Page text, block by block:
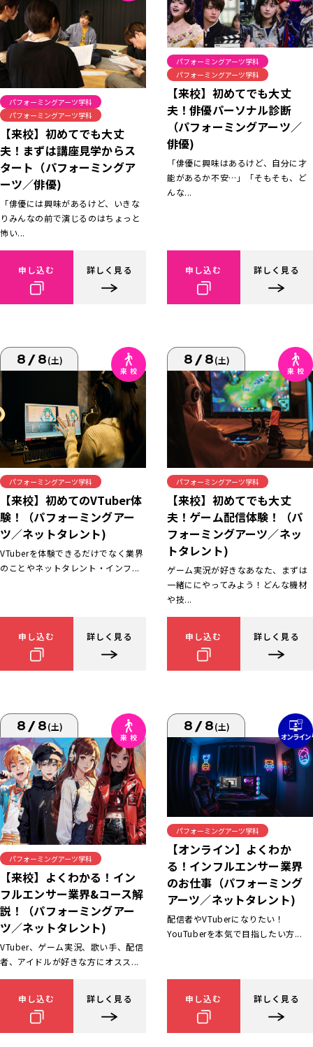
パフォーミングアーツ学科
パフォーミングアーツ学科
【来校】初めてでも大丈
夫！まずは講座見学からス
タート（パフォーミングア
ーツ／俳優)
「俳優には興味があるけど、いきな
りみんなの前で演じるのはちょっと
怖い...
申し込む 詳しく見る
パフォーミングアーツ学科
パフォーミングアーツ学科
【来校】初めてでも大丈
夫！俳優パーソナル診断
（パフォーミングアーツ／
俳優)
「俳優に興味はあるけど、自分に才
能があるか不安…」「そもそも、ど
んな...
申し込む 詳しく見る
8/8(土)
パフォーミングアーツ学科
【来校】初めてのVTuber体
験！（パフォーミングアー
ツ／ネットタレント)
VTuberを体験できるだけでなく業界
のことやネットタレント・インフ...
申し込む 詳しく見る
8/8(土)
パフォーミングアーツ学科
【来校】初めてでも大丈
夫！ゲーム配信体験！（パ
フォーミングアーツ／ネッ
トタレント)
ゲーム実況が好きなあなた、まずは
一緒ににやってみよう！どんな機材
や技...
申し込む 詳しく見る
8/8(土)
パフォーミングアーツ学科
【来校】よくわかる！イン
フルエンサー業界&コース解
説！（パフォーミングアー
ツ／ネットタレント)
VTuber、ゲーム実況、歌い手、配信
者、アイドルが好きな方にオスス...
申し込む 詳しく見る
8/8(土)
パフォーミングアーツ学科
【オンライン】よくわか
る！インフルエンサー業界
のお仕事（パフォーミング
アーツ／ネットタレント)
配信者やVTuberになりたい！
YouTuberを本気で目指したい方...
申し込む 詳しく見る